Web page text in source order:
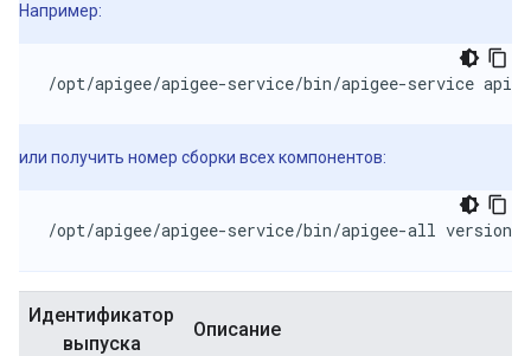
Например:
/opt/apigee/apigee-service/bin/apigee-service
или получить номер сборки всех компонентов:
/opt/apigee/apigee-service/bin/apigee-all version
Идентификатор
выпуска
Описание